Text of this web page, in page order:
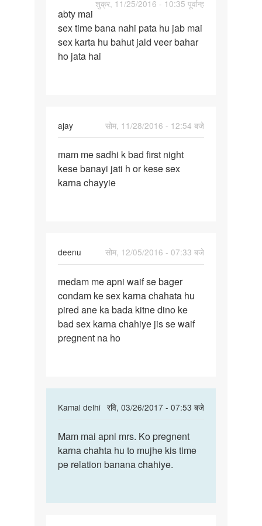
शुक्र, 11/25/2016 - 10:35 पूर्वान्ह
abty
mai
sex
time
abty mai
sex time bana nahi pata hu jab mai
sex karta hu bahut jald veer bahar
ho jata hai
ajay
सोम, 11/28/2016 - 12:54 बजे
mam
me
sadhi
mam me sadhi k bad first night
kese banayi jati h or kese sex
karna chayyie
deenu
सोम, 12/05/2016 - 07:33 बजे
medam
me
apni
waif
se
medam me apni waif se bager
condam ke sex karna chahata hu
pired ane ka bada kitne dino ke
bad sex karna chahiye jis se waif
pregnent na ho
Kamal delhi रवि, 03/26/2017 - 07:53 बजे
In
to
medam
me
se
Mam
mai
apni
Mam mai apni mrs. Ko pregnent
karna chahta hu to mujhe kis time
pe relation banana chahiye.